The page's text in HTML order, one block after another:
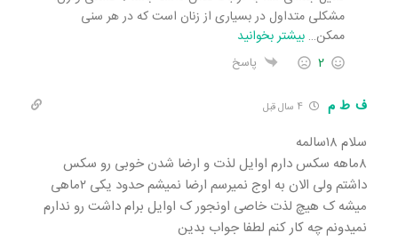
مشکلی متداول در بسیاری از زنان است که در هر سنی
ممکن… بیشتر بخوانید
2 پاسخ
ف ط م 4 سال قبل
سلام ۱۸سالمه
۸ماهه سکس دارم اوایل لذت و ارضا شدن خوبی رو سکس
داشتم ولی الان به اوج نمیرسم ارضا نمیشم حدود یکی ۲ماهی
میشه ک هیچ لذت خاصی اونجور ک اوایل برام داشت رو ندارم
نمیدونم چه کار کنم لطفا جواب بدین